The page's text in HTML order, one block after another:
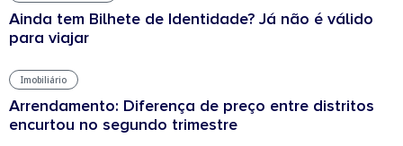
Ainda tem Bilhete de Identidade? Já não é válido
para viajar
Imobiliário
Arrendamento: Diferença de preço entre distritos
encurtou no segundo trimestre